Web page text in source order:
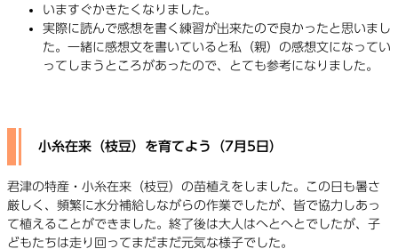
いますぐかきたくなりました。
実際に読んで感想を書く練習が出来たので良かったと思いまし
た。一緒に感想文を書いていると私（親）の感想文になってい
ってしまうところがあったので、とても参考になりました。
小糸在来（枝豆）を育てよう（7月5日）
君津の特産・小糸在来（枝豆）の苗植えをしました。この日も暑さ
厳しく、頻繁に水分補給しながらの作業でしたが、皆で協力しあっ
て植えることができました。終了後は大人はへとへとでしたが、子
どもたちは走り回ってまだまだ元気な様子でした。